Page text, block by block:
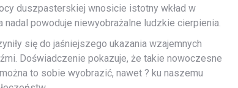
duszpasterskiej wnosicie istotny wkład w
powoduje niewyobrażalne ludzkie cierpienia.
się do jaśniejszego ukazania wzajemnych
Doświadczenie pokazuje, że takie nowoczesne
to sobie wyobrazić, nawet ? ku naszemu